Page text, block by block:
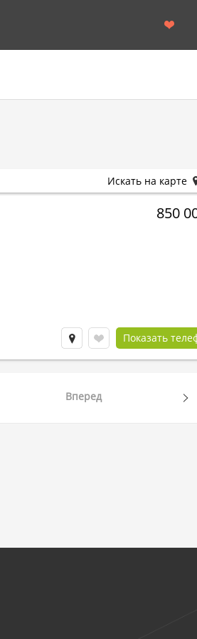
850
Показать
Искать на карте
Вперед